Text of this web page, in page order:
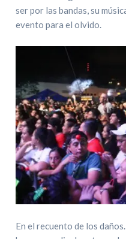
ser por las bandas, su
evento para el olvido.
En el recuento de los